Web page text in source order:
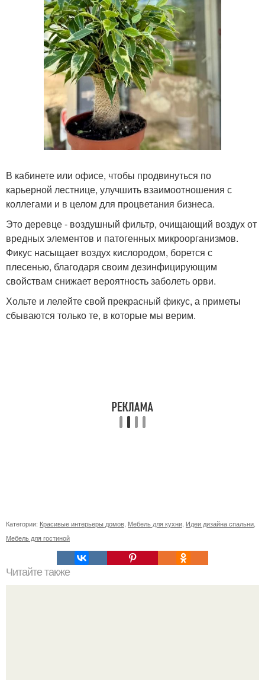
В кабинете или офисе, чтобы продвинуться по
карьерной лестнице, улучшить взаимоотношения с
коллегами и в целом для процветания бизнеса.
Это деревце - воздушный фильтр, очищающий воздух от
вредных элементов и патогенных микроорганизмов.
Фикус насыщает воздух кислородом, борется с
плесенью, благодаря своим дезинфицирующим
свойствам снижает вероятность заболеть орви.
Хольте и лелейте свой прекрасный фикус, а приметы
сбываются только те, в которые мы верим.
Категории: Красивые интерьеры домов Мебель для кухни Идеи дизайна спальни
Мебель для гостиной
Читайте также